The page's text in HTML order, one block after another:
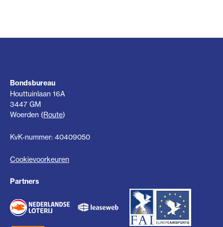
Bondsbureau
Houttuinlaan 16A
3447 GM
Woerden (Route)
KvK-nummer: 40409050
Cookievoorkeuren
Partners